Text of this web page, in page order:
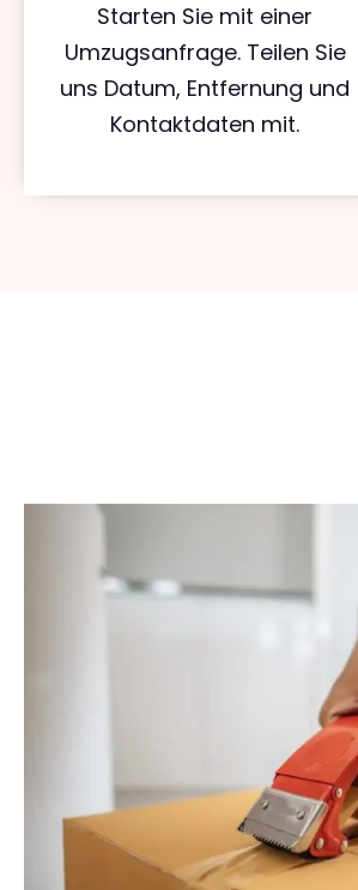
Starten Sie mit einer
Umzugsanfrage. Teilen Sie
uns Datum, Entfernung und
Kontaktdaten mit.